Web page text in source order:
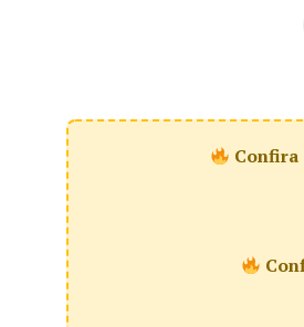
Confira